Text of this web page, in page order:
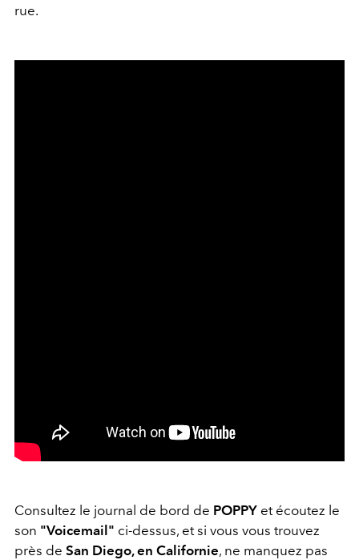
rue.
Consultez le journal de bord de POPPY et écoutez le
son "Voicemail" ci-dessus, et si vous vous trouvez
près de San Diego, en Californie, ne manquez pas